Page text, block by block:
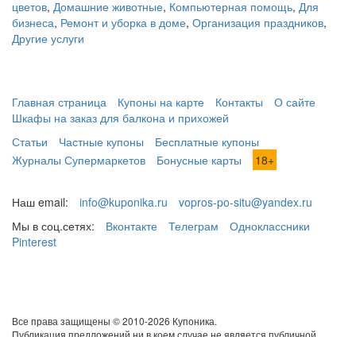
цветов, Домашние животные, Компьютерная помощь, Для
бизнеса, Ремонт и уборка в доме, Организация праздников,
Другие услуги
Главная страница Купоны на карте Контакты
О сайте
Шкафы на заказ для балкона и прихожей
Статьи
Частные купоны
Бесплатные купоны
Журналы Супермаркетов
Бонусные карты 18+
Наш email: info@kuponika.ru
vopros-po-situ@yandex.ru
Мы в соц.сетях:
Вконтакте Телеграм
Одноклассники
Pinterest
Все права защищены © 2010-2026 Купоника.
Публикация предложений ни в коем случае не является публичной